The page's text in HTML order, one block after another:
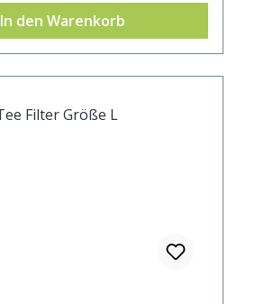
In den Warenkorb